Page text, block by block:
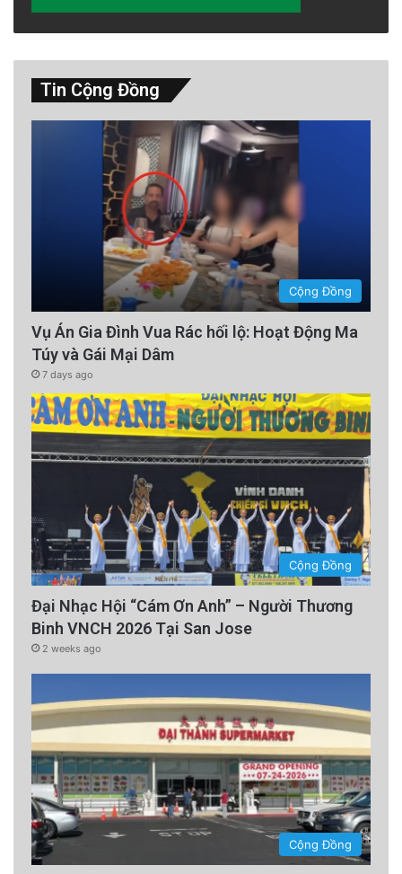
Tin Cộng Đồng
Cộng Đồng
Vụ Án Gia Đình Vua Rác hối lộ: Hoạt Động Ma
Túy và Gái Mại Dâm
7 days ago
Cộng Đồng
Đại Nhạc Hội “Cám Ơn Anh” – Người Thương
Binh VNCH 2026 Tại San Jose
2 weeks ago
Cộng Đồng